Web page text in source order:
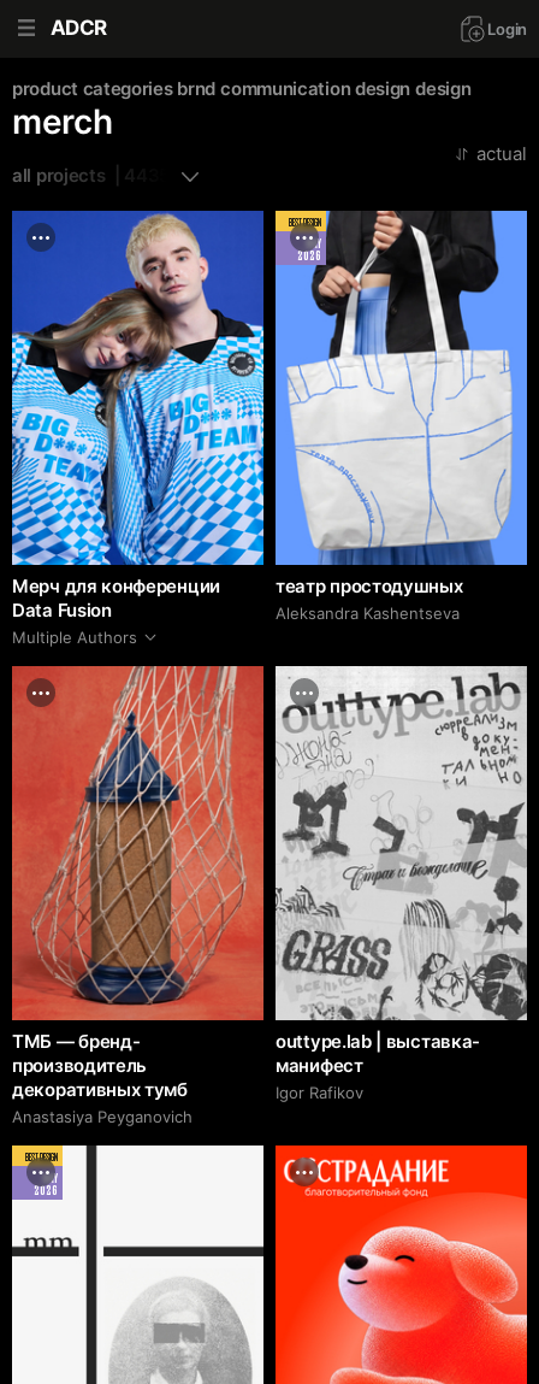
ADCR Login
product categories brnd communication design design
merch
all projects  | 4435
actual
Мерч для конференции
Data Fusion
Multiple Authors
BEST DESIGN
MAY
2026
театр простодушных
Aleksandra Kashentseva
ТМБ — бренд-
производитель
декоративных тумб
Anastasiya Peyganovich
outtype.lab | выставка-
манифест
Igor Rafikov
BEST DESIGN
MAY
2026